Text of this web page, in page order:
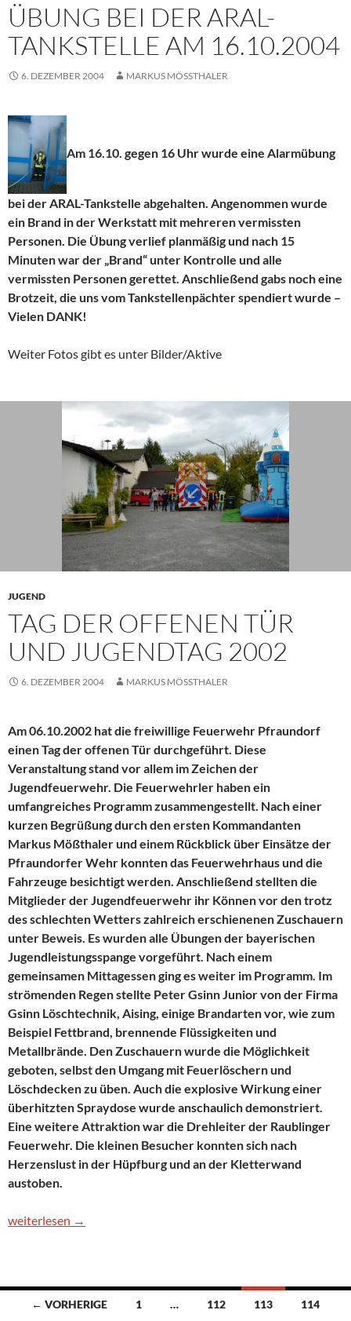
ÜBUNG BEI DER ARAL-
TANKSTELLE AM 16.10.2004
6. DEZEMBER 2004 MARKUS MÖSSTHALER
Am 16.10. gegen 16 Uhr wurde eine Alarmübung
bei der ARAL-Tankstelle abgehalten. Angenommen wurde
ein Brand in der Werkstatt mit mehreren vermissten
Personen. Die Übung verlief planmäßig und nach 15
Minuten war der „Brand“ unter Kontrolle und alle
vermissten Personen gerettet. Anschließend gabs noch eine
Brotzeit, die uns vom Tankstellenpächter spendiert wurde –
Vielen DANK!
Weiter Fotos gibt es unter Bilder/Aktive
JUGEND
TAG DER OFFENEN TÜR
UND JUGENDTAG 2002
6. DEZEMBER 2004 MARKUS MÖSSTHALER
Am 06.10.2002 hat die freiwillige Feuerwehr Pfraundorf
einen Tag der offenen Tür durchgeführt. Diese
Veranstaltung stand vor allem im Zeichen der
Jugendfeuerwehr. Die Feuerwehrler haben ein
umfangreiches Programm zusammengestellt. Nach einer
kurzen Begrüßung durch den ersten Kommandanten
Markus Mößthaler und einem Rückblick über Einsätze der
Pfraundorfer Wehr konnten das Feuerwehrhaus und die
Fahrzeuge besichtigt werden. Anschließend stellten die
Mitglieder der Jugendfeuerwehr ihr Können vor den trotz
des schlechten Wetters zahlreich erschienenen Zuschauern
unter Beweis. Es wurden alle Übungen der bayerischen
Jugendleistungsspange vorgeführt. Nach einem
gemeinsamen Mittagessen ging es weiter im Programm. Im
strömenden Regen stellte Peter Gsinn Junior von der Firma
Gsinn Löschtechnik, Aising, einige Brandarten vor, wie zum
Beispiel Fettbrand, brennende Flüssigkeiten und
Metallbrände. Den Zuschauern wurde die Möglichkeit
geboten, selbst den Umgang mit Feuerlöschern und
Löschdecken zu üben. Auch die explosive Wirkung einer
überhitzten Spraydose wurde anschaulich demonstriert.
Eine weitere Attraktion war die Drehleiter der Raublinger
Feuerwehr. Die kleinen Besucher konnten sich nach
Herzenslust in der Hüpfburg und an der Kletterwand
austoben.
Tag der offenen Tür und Jugendtag 2002
weiterlesen →
Beitragsnavigation
← VORHERIGE 1 … 112 113 114